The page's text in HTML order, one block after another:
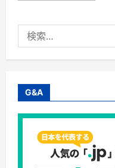
ん
ス
タ
ル・
式
社
エ
ス
ト
索:
G&A